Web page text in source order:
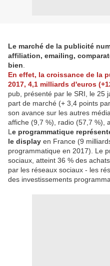
Le marché de la publicité
affiliation, emailing,
bien
En effet, la croissance de la
2017, 4,1 milliards d'euros
pub, présenté par le SRI, le 25
part de marché (+ 3,4 points
son avance sur les autres
affiche (9,7 %), radio (57,7 %),
L e programmatique
le display en France (9
programmatique en 2017). Le
sociaux, atteint 36 % des
par les réseaux sociaux - les
des investissements